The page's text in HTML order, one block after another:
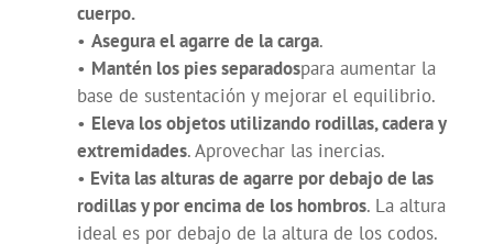
cuerpo.
• Asegura el agarre de la carga.
• Mantén los pies separadospara aumentar la
base de sustentación y mejorar el equilibrio.
• Eleva los objetos utilizando rodillas, cadera y
extremidades. Aprovechar las inercias.
• Evita las alturas de agarre por debajo de las
rodillas y por encima de los hombros. La altura
ideal es por debajo de la altura de los codos.